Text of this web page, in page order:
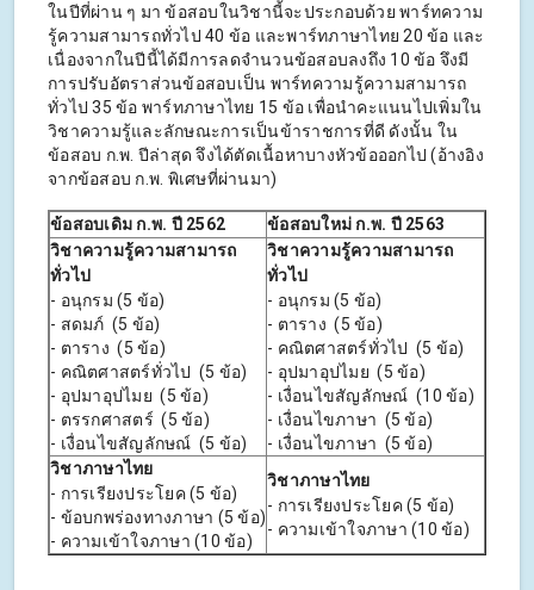
ในปีที่ผ่าน ๆ มา ข้อสอบในวิชานี้จะประกอบด้วย พาร์ทความ
รู้ความสามารถทั่วไป 40 ข้อ และพาร์ทภาษาไทย 20 ข้อ และ
เนื่องจากในปีนี้ได้มีการลดจำนวนข้อสอบลงถึง 10 ข้อ จึงมี
การปรับอัตราส่วนข้อสอบเป็น พาร์ทความรู้ความสามารถ
ทั่วไป 35 ข้อ พาร์ทภาษาไทย 15 ข้อ เพื่อนำคะแนนไปเพิ่มใน
วิชาความรู้และลักษณะการเป็นข้าราชการที่ดี ดังนั้น ใน
ข้อสอบ ก.พ. ปีล่าสุด จึงได้ตัดเนื้อหาบางหัวข้อออกไป (อ้างอิง
จากข้อสอบ ก.พ. พิเศษที่ผ่านมา)
ข้อสอบเดิม ก.พ. ปี 2562
ข้อสอบใหม่ ก.พ. ปี 2563
วิชาความรู้ความสามารถ
ทั่วไป
- อนุกรม (5 ข้อ)
- สดมภ์ (5 ข้อ)
- ตาราง (5 ข้อ)
- คณิตศาสตร์ทั่วไป (5 ข้อ)
- อุปมาอุปไมย (5 ข้อ)
- ตรรกศาสตร์ (5 ข้อ)
- เงื่อนไขสัญลักษณ์ (5 ข้อ)
วิชาความรู้ความสามารถ
ทั่วไป
- อนุกรม (5 ข้อ)
- ตาราง (5 ข้อ)
- คณิตศาสตร์ทั่วไป (5 ข้อ)
- อุปมาอุปไมย (5 ข้อ)
- เงื่อนไขสัญลักษณ์ (10 ข้อ)
- เงื่อนไขภาษา (5 ข้อ)
- เงื่อนไขภาษา (5 ข้อ)
วิชาภาษาไทย
- การเรียงประโยค (5 ข้อ)
- ข้อบกพร่องทางภาษา (5 ข้อ)
- ความเข้าใจภาษา (10 ข้อ)
วิชาภาษาไทย
- การเรียงประโยค (5 ข้อ)
- ความเข้าใจภาษา (10 ข้อ)